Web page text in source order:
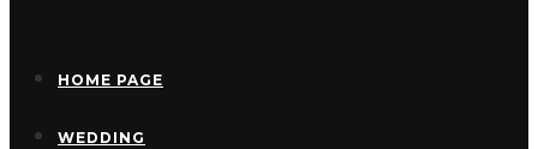
HOME PAGE
WEDDING